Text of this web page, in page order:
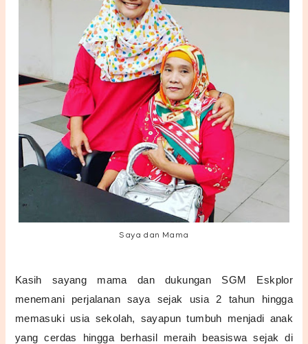
Saya dan Mama
Kasih sayang mama dan dukungan SGM Eskplor
menemani perjalanan saya sejak usia 2 tahun hingga
memasuki usia sekolah, sayapun tumbuh menjadi anak
yang cerdas hingga berhasil meraih beasiswa sejak di